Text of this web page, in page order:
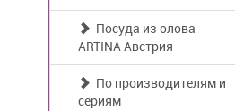
Посуда из олова
ARTINA Австрия
По производителям и
сериям